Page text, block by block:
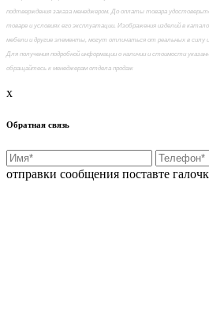
подтверждения заказа менеджером. До оплаты товара
товаре и условиях его эксплуатации. Изображения изделий в
мебели и другие элементы, могут отличаться от реальных в силу
Для получения подробной информации о наличии и стоимости
обращайтесь к менеджерам отдела продаж
x
Обратная связь
отправки сообщения поставте